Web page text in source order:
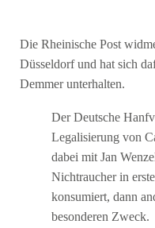
Die Rheinische Post
Düsseldorf und hat sich
Demmer unterhalten.
Der Deutsche
Legalisierung von
dabei mit Jan
Nichtraucher in
konsumiert, dann
besonderen Zweck.